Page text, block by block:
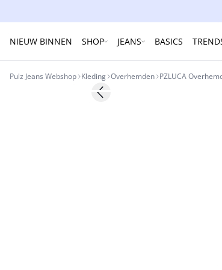
NIEUW BINNEN SHOP JEANS BASICS
Pulz Jeans Webshop Kleding Overhemden PZLUCA
-30%Previous slide